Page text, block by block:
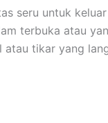
seru untuk
terbuka atau
tikar yang